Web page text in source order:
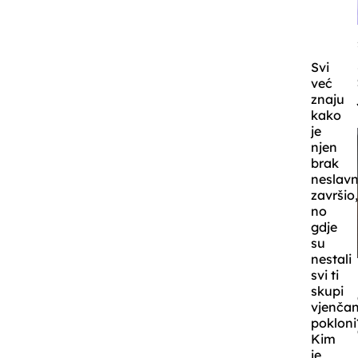
Svi
već
znaju
kako
je
njen
brak
završio,
no
gdje
su
nestali
svi ti
skupi
Kim
je